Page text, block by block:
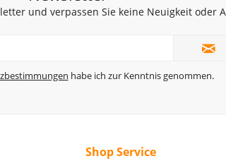
und verpassen Sie keine Neuigkeit oder
habe ich zur Kenntnis genommen.
Shop Service